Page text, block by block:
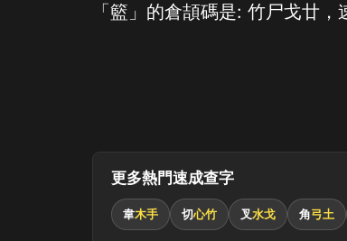
「籃」的倉頡碼是: 竹尸戈廿
更多熱門速成查字
韋木手 切心竹 叉水戈 角弓土